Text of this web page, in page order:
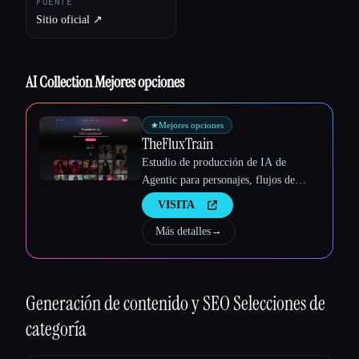
Esc
Sitio oficial ↗︎
AI Collection Mejores opciones
★Mejores opciones
TheFluxTrain
Estudio de producción de IA de
Agentic para personajes, flujos de
trabajo y vídeos coherentes
VISITA
Más detalles→
Generación de contenido y SEOSelecciones de
categoría